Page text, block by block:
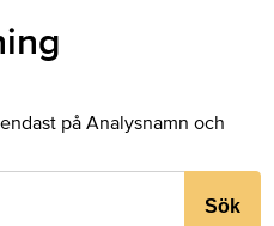
på Analysnamn och
Sök